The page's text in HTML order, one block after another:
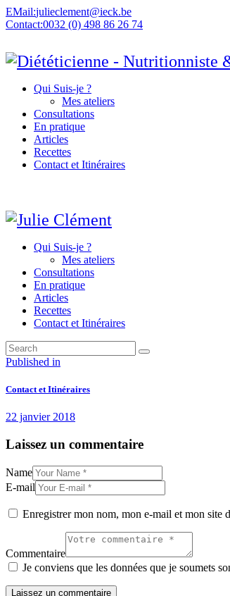
EMail:julieclement@ieck.be
Contact:0032 (0) 498 86 26 74
Qui Suis-je ?
Mes ateliers
Consultations
En pratique
Articles
Recettes
Contact et Itinéraires
Qui Suis-je ?
Mes ateliers
Consultations
En pratique
Articles
Recettes
Contact et Itinéraires
Navigation
de
Published in
Contact et Itinéraires
22 janvier 2018
Laissez un commentaire
Name
E-mail
Enregistrer mon nom, mon e-mail et mon site
Commentaire
Je conviens que les données que je soumets